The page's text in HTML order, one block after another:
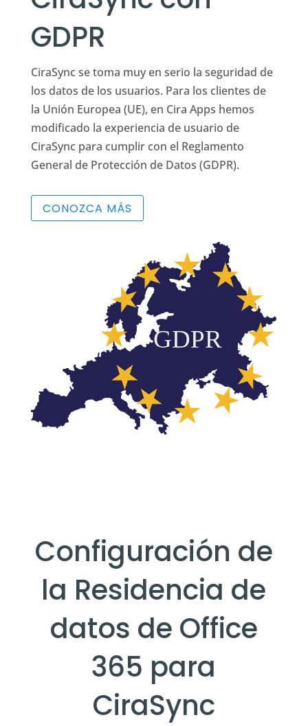
GDPR
CiraSync se toma muy en serio la seguridad de
los datos de los usuarios. Para los clientes de
la Unión Europea (UE), en Cira Apps hemos
modificado la experiencia de usuario de
CiraSync para cumplir con el Reglamento
General de Protección de Datos (GDPR).
CONOZCA MÁS
Configuración de
la Residencia de
datos de Office
365 para
CiraSync